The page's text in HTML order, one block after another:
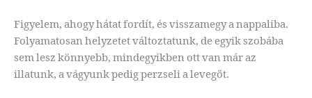
Figyelem, ahogy hátat fordít, és visszamegy a nappaliba.
Folyamatosan helyzetet változtatunk, de egyik szobába
sem lesz könnyebb, mindegyikben ott van már az
illatunk, a vágyunk pedig perzseli a levegőt.